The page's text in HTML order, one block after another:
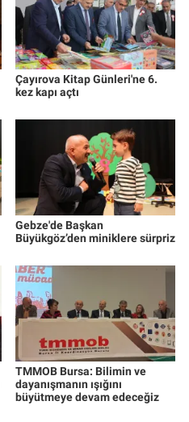
Çayırova Kitap Günleri'ne 6.
kez kapı açtı
Gebze'de Başkan
Büyükgöz’den miniklere sürpriz
TMMOB Bursa: Bilimin ve
dayanışmanın ışığını
büyütmeye devam edeceğiz